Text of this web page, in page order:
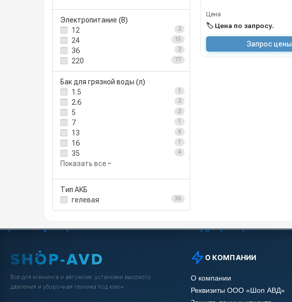
Электропитание (В)
12
2
24 15
36 2
220 77
Бак для грязной воды (л)
1.5
1
2.6 2
5 2
7 1
13 6
16 1
35 4
Показать все
Тип АКБ
гелевая
36
Цена
🏷️ Цена по запросу.
Запрос цены
Всё для клининга и автомоек: установки высокого
давления и уборочная техника под ключ.
О КОМПАНИИ
О компании
Реквизиты ООО «Шоп АВД»